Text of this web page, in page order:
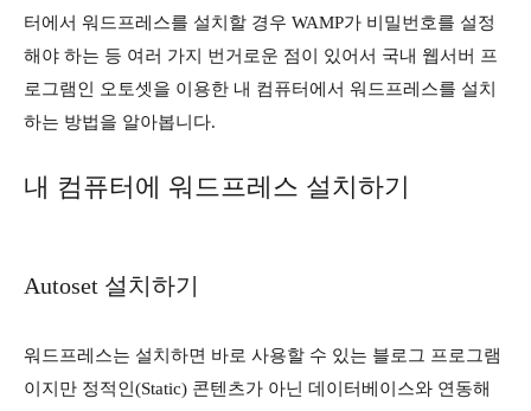
터에서 워드프레스를 설치할 경우 WAMP가 비밀번호를 설정
해야 하는 등 여러 가지 번거로운 점이 있어서 국내 웹서버 프
로그램인 오토셋을 이용한 내 컴퓨터에서 워드프레스를 설치
하는 방법을 알아봅니다.
내 컴퓨터에 워드프레스 설치하기
Autoset 설치하기
워드프레스는 설치하면 바로 사용할 수 있는 블로그 프로그램
이지만 정적인(Static) 콘텐츠가 아닌 데이터베이스와 연동해